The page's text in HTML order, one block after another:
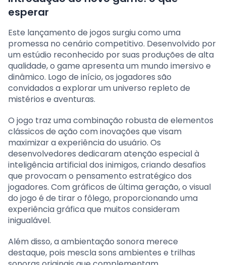
esperar
Este lançamento de jogos surgiu como uma
promessa no cenário competitivo. Desenvolvido por
um estúdio reconhecido por suas produções de alta
qualidade, o game apresenta um mundo imersivo e
dinâmico. Logo de início, os jogadores são
convidados a explorar um universo repleto de
mistérios e aventuras.
O jogo traz uma combinação robusta de elementos
clássicos de ação com inovações que visam
maximizar a experiência do usuário. Os
desenvolvedores dedicaram atenção especial à
inteligência artificial dos inimigos, criando desafios
que provocam o pensamento estratégico dos
jogadores. Com gráficos de última geração, o visual
do jogo é de tirar o fôlego, proporcionando uma
experiência gráfica que muitos consideram
inigualável.
Além disso, a ambientação sonora merece
destaque, pois mescla sons ambientes e trilhas